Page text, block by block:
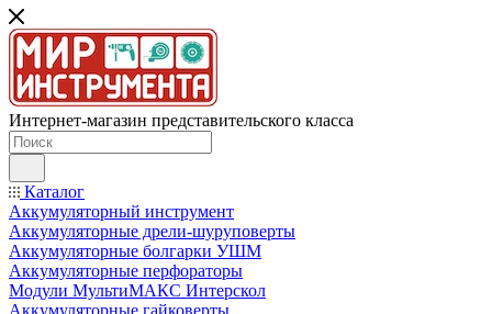
Интернет-магазин представительского класса
Каталог
Аккумуляторный инструмент
Аккумуляторные дрели-шуруповерты
Аккумуляторные болгарки УШМ
Аккумуляторные перфораторы
Модули МультиМАКС Интерскол
Аккумуляторные гайковерты